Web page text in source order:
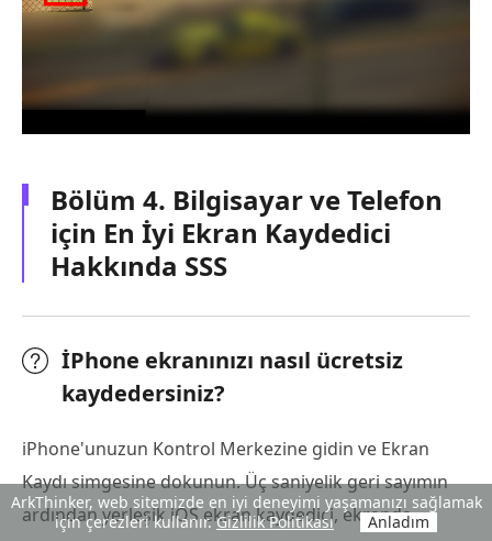
Bölüm 4. Bilgisayar ve Telefon
için En İyi Ekran Kaydedici
Hakkında SSS
İPhone ekranınızı nasıl ücretsiz
kaydedersiniz?
iPhone'unuzun Kontrol Merkezine gidin ve Ekran
Kaydı simgesine dokunun. Üç saniyelik geri sayımın
ardından yerleşik iOS ekran kaydedici, ekranda
ArkThinker, web sitemizde en iyi deneyimi yaşamanızı sağlamak
için çerezleri kullanır.Gizlilik Politikası Anladım